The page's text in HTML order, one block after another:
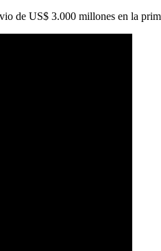
de US$ 3.000 millones en la